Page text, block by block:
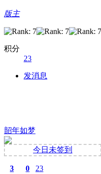
版主
积分
23
发消息
韶年如梦
今日未签到
3 0 23